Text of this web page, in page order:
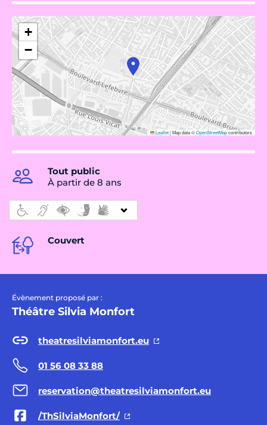
+
−
Leaflet|Map data ©OpenStreetMapcontributors
Tout public
À partir de 8 ans
Couvert
Évènement proposé par :
Théâtre Silvia Monfort
theatresilviamonfort.eu
01 56 08 33 88
reservation@theatresilviamonfort.eu
/ThSilviaMonfort/